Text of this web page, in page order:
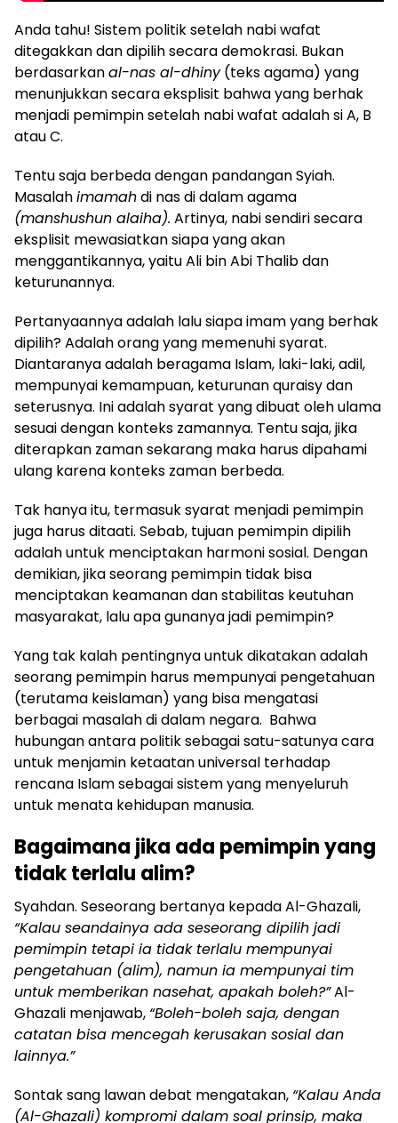
Anda tahu! Sistem politik setelah nabi wafat
ditegakkan dan dipilih secara demokrasi. Bukan
berdasarkanal-nas al-dhiny(teks agama) yang
menunjukkan secara eksplisit bahwa yang berhak
menjadi pemimpin setelah nabi wafat adalah si A, B
atau C.
Tentu saja berbeda dengan pandangan Syiah.
Masalahimamahdi nas di dalam agama
(manshushun alaiha). Artinya, nabi sendiri secara
eksplisit mewasiatkan siapa yang akan
menggantikannya, yaitu Ali bin Abi Thalib dan
keturunannya.
Pertanyaannya adalah lalu siapa imam yang berhak
dipilih? Adalah orang yang memenuhi syarat.
Diantaranya adalah beragama Islam, laki-laki, adil,
mempunyai kemampuan, keturunan quraisy dan
seterusnya. Ini adalah syarat yang dibuat oleh ulama
sesuai dengan konteks zamannya. Tentu saja, jika
diterapkan zaman sekarang maka harus dipahami
ulang karena konteks zaman berbeda.
Tak hanya itu, termasuk syarat menjadi pemimpin
juga harus ditaati. Sebab, tujuan pemimpin dipilih
adalah untuk menciptakan harmoni sosial. Dengan
demikian, jika seorang pemimpin tidak bisa
menciptakan keamanan dan stabilitas keutuhan
masyarakat, lalu apa gunanya jadi pemimpin?
Yang tak kalah pentingnya untuk dikatakan adalah
seorang pemimpin harus mempunyai pengetahuan
(terutama keislaman) yang bisa mengatasi
berbagai masalah di dalam negara. Bahwa
hubungan antara politik sebagai satu-satunya cara
untuk menjamin ketaatan universal terhadap
rencana Islam sebagai sistem yang menyeluruh
untuk menata kehidupan manusia.
Bagaimana jika ada pemimpin yang
tidak terlalu alim?
Syahdan. Seseorang bertanya kepada Al-Ghazali,
“Kalau seandainya ada seseorang dipilih jadi
pemimpin tetapi ia tidak terlalu mempunyai
pengetahuan (alim), namun ia mempunyai tim
untuk memberikan nasehat, apakah boleh?”Al-
Ghazali menjawab, “Boleh-boleh saja, dengan
catatan bisa mencegah kerusakan sosial dan
lainnya.”
Sontak sang lawan debat mengatakan, “Kalau Anda
(Al-Ghazali) kompromi dalam soal prinsip, maka